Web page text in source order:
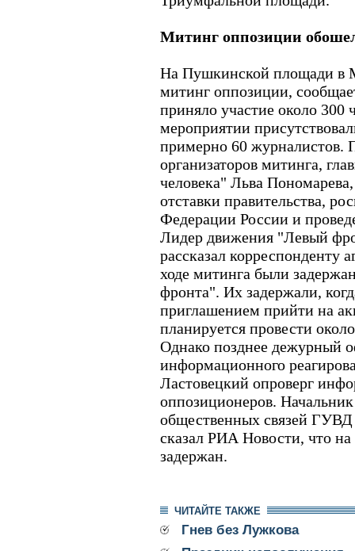
Митинг оппозиции
На Пушкинской площади в
митинг оппозиции,
приняло участие около 300
мероприятии
примерно 60 журналистов.
организаторов митинга,
человека" Льва
отставки правительства,
Федерации России и
Лидер движения "Левый
рассказал корреспонденту
ходе митинга были
фронта". Их задержали,
приглашением прийти на
планируется провести
Однако позднее дежурный
информационного
Ластовецкий опроверг
оппозиционеров.
общественных связей
сказал РИА Новости, что
задержан.
ЧИТАЙТЕ ТАКЖЕ
Гнев без Лужкова